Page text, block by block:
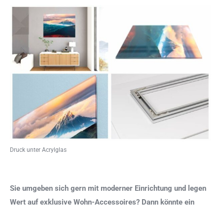
Druck unter Acrylglas
Sie umgeben sich gern mit moderner Einrichtung und legen
Wert auf exklusive Wohn-Accessoires? Dann könnte ein